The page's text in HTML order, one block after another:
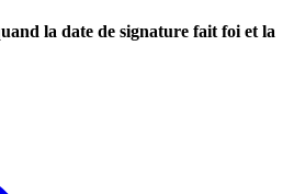
la date de signature fait foi et la